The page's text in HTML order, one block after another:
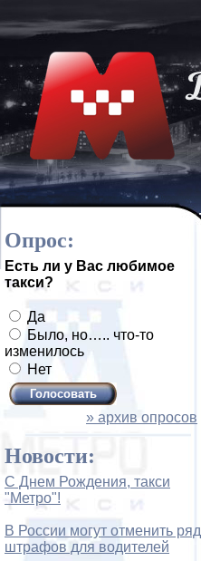
Опрос:
Есть ли у Вас любимое
такси?
Да
Было, но….. что-то
изменилось
Нет
» архив опросов
Новости:
С Днем Рождения, такси
"Метро"!
В России могут отменить ряд
штрафов для водителей